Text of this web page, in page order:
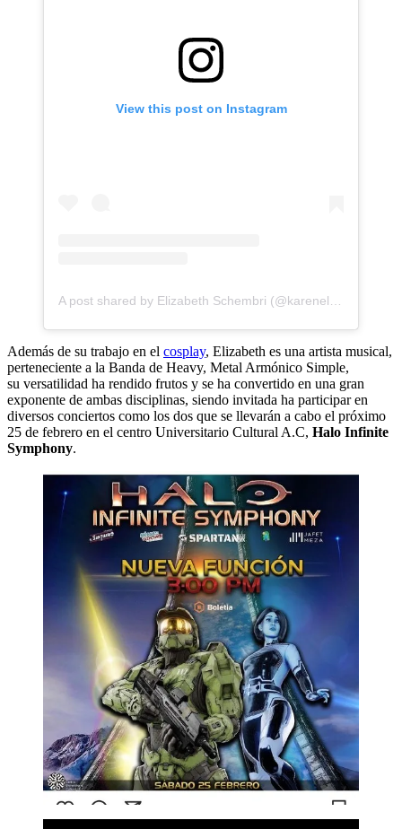
View this post on Instagram
Además de su trabajo en el cosplay, Elizabeth es una artista musical,
perteneciente a la Banda de Heavy, Metal Armónico Simple,
su versatilidad ha rendido frutos y se ha convertido en una gran
exponente de ambas disciplinas, siendo invitada ha participar en
diversos conciertos como los dos que se llevarán a cabo el próximo
25 de febrero en el centro Universitario Cultural A.C, Halo Infinite
Symphony.